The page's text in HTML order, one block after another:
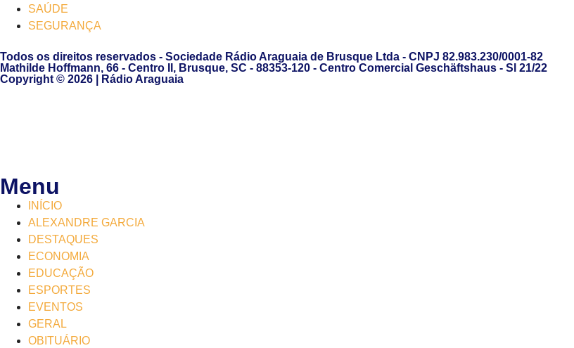
SAÚDE
SEGURANÇA
Todos os direitos reservados - Sociedade Rádio Araguaia de Brusque Ltda - CNPJ 82.983.230/0001-82
Mathilde Hoffmann, 66 - Centro II, Brusque, SC - 88353-120 - Centro Comercial Geschäftshaus - Sl 21/22
Copyright © 2026 | Rádio Araguaia
Menu
INÍCIO
ALEXANDRE GARCIA
DESTAQUES
ECONOMIA
EDUCAÇÃO
ESPORTES
EVENTOS
GERAL
OBITUÁRIO